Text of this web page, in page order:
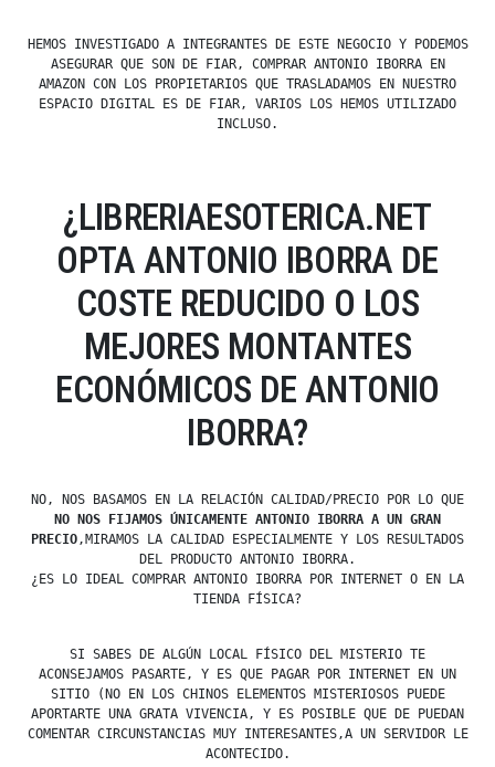
HEMOS INVESTIGADO A INTEGRANTES DE ESTE NEGOCIO Y PODEMOS
ASEGURAR QUE SON DE FIAR, COMPRAR ANTONIO IBORRA EN
AMAZON CON LOS PROPIETARIOS QUE TRASLADAMOS EN NUESTRO
ESPACIO DIGITAL ES DE FIAR, VARIOS LOS HEMOS UTILIZADO
INCLUSO.
¿LIBRERIAESOTERICA.NET
OPTA ANTONIO IBORRA DE
COSTE REDUCIDO O LOS
MEJORES MONTANTES
ECONÓMICOS DE ANTONIO
IBORRA?
NO, NOS BASAMOS EN LA RELACIÓN CALIDAD/PRECIO POR LO QUE
NO NOS FIJAMOS ÚNICAMENTE ANTONIO IBORRA A UN GRAN
PRECIO ,MIRAMOS LA CALIDAD ESPECIALMENTE Y LOS RESULTADOS
DEL PRODUCTO ANTONIO IBORRA.
¿ES LO IDEAL COMPRAR ANTONIO IBORRA POR INTERNET O EN LA
TIENDA FÍSICA?
SI SABES DE ALGÚN LOCAL FÍSICO DEL MISTERIO TE
ACONSEJAMOS PASARTE, Y ES QUE PAGAR POR INTERNET EN UN
SITIO (NO EN LOS CHINOS ELEMENTOS MISTERIOSOS PUEDE
APORTARTE UNA GRATA VIVENCIA, Y ES POSIBLE QUE DE PUEDAN
COMENTAR CIRCUNSTANCIAS MUY INTERESANTES,A UN SERVIDOR LE
ACONTECIDO.